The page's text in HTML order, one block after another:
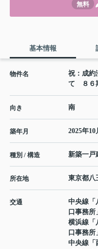
無料
基本情報
物件名
祝：成
て ８６
向き 南
築年月 2025年
種別 / 構造 新築一
所在地 東京都八
交通 中央線 「
口事務所
横浜線 「
口事務所
中央線 「